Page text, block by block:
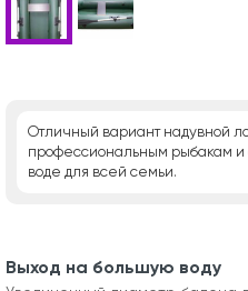
Отличный вариант надувной
профессиональным рыбакам и
воде для всей семьи.
Выход на большую воду